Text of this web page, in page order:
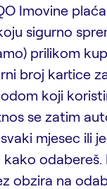
Imovine
sigurno
prilikom
broj kartice
koji
se zatim
mjesec ili
kako odabereš.
obzira na